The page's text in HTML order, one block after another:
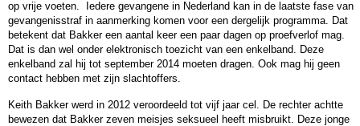
op vrije voeten. Iedere gevangene in Nederland kan in de laatste fase van
gevangenisstraf in aanmerking komen voor een dergelijk programma. Dat
betekent dat Bakker een aantal keer een paar dagen op proefverlof mag.
Dat is dan wel onder elektronisch toezicht van een enkelband. Deze
enkelband zal hij tot september 2014 moeten dragen. Ook mag hij geen
contact hebben met zijn slachtoffers.
Keith Bakker werd in 2012 veroordeeld tot vijf jaar cel. De rechter achtte
bewezen dat Bakker zeven meisjes seksueel heeft misbruikt. Deze jonge